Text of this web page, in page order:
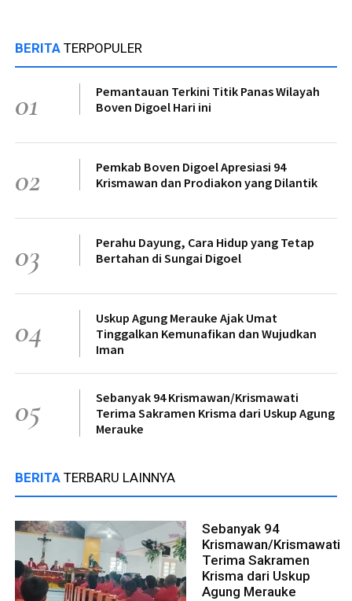
BERITA TERPOPULER
01
Pemantauan Terkini Titik Panas Wilayah
Boven Digoel Hari ini
02
Pemkab Boven Digoel Apresiasi 94
Krismawan dan Prodiakon yang Dilantik
03
Perahu Dayung, Cara Hidup yang Tetap
Bertahan di Sungai Digoel
04
Uskup Agung Merauke Ajak Umat
Tinggalkan Kemunafikan dan Wujudkan
Iman
05
Sebanyak 94 Krismawan/Krismawati
Terima Sakramen Krisma dari Uskup Agung
Merauke
BERITA TERBARU LAINNYA
Sebanyak 94
Krismawan/Krismawati
Terima Sakramen
Krisma dari Uskup
Agung Merauke